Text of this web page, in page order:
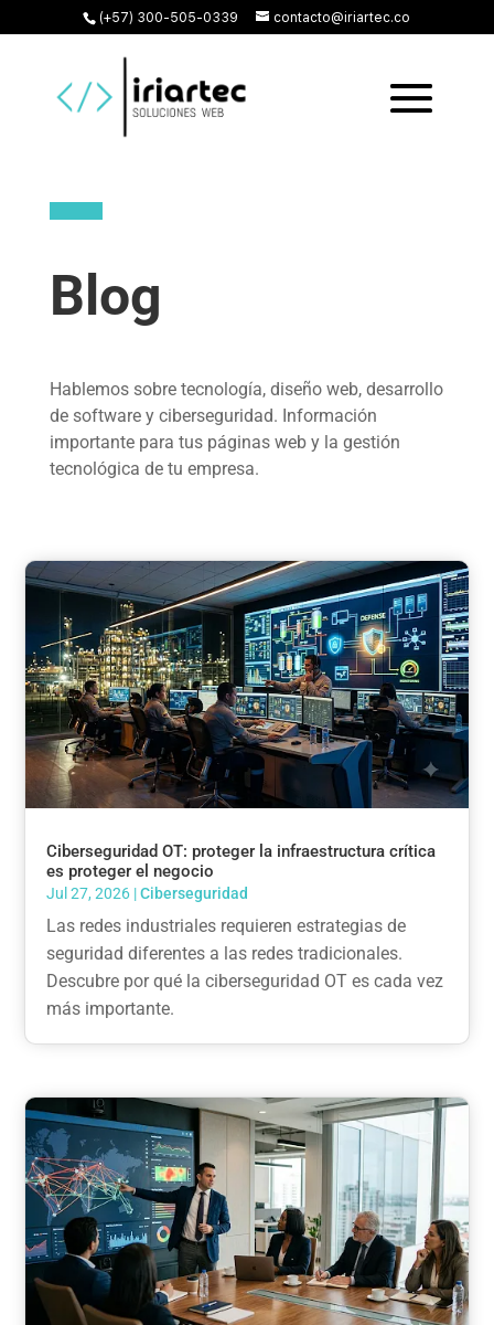
(+57) 300-505-0339 contacto@iriartec.co
Blog
Hablemos sobre tecnología, diseño web, desarrollo
de software y ciberseguridad. Información
importante para tus páginas web y la gestión
tecnológica de tu empresa.
Ciberseguridad OT: proteger la infraestructura crítica
es proteger el negocio
Jul 27, 2026 |Ciberseguridad
Las redes industriales requieren estrategias de
seguridad diferentes a las redes tradicionales.
Descubre por qué la ciberseguridad OT es cada vez
más importante.